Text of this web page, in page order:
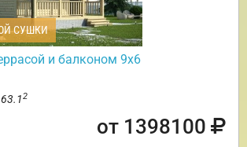
СУШКИ
и балконом 9х6
2
от 1398100